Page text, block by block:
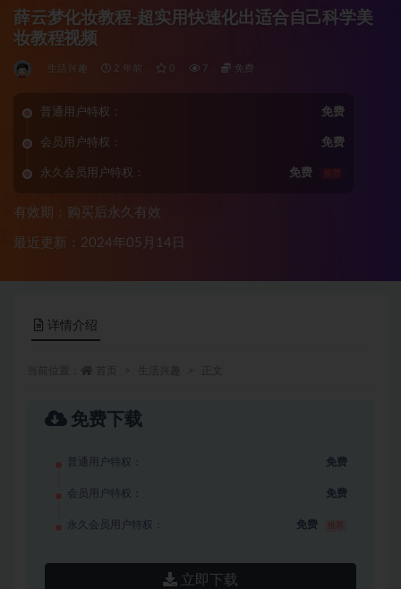
薛云梦化妆教程-超实用快速化出适合自己科学美
妆教程视频
生活兴趣 2 年前 0 7 免费
普通用户特权： 免费
会员用户特权： 免费
永久会员用户特权： 免费 推荐
有效期：购买后永久有效
最近更新：2024年05月14日
详情介绍
免费下载
普通用户特权： 免费
会员用户特权： 免费
永久会员用户特权： 免费
立即下载